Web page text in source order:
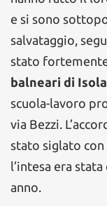
e si sono
salvataggio,
stato
balneari di Isola
scuola-lavoro
via Bezzi.
stato siglato con
l’intesa era
anno.